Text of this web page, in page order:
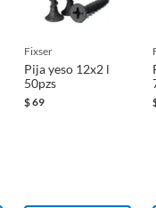
fixser
Pija yeso 12x2 l
50pzs
$69